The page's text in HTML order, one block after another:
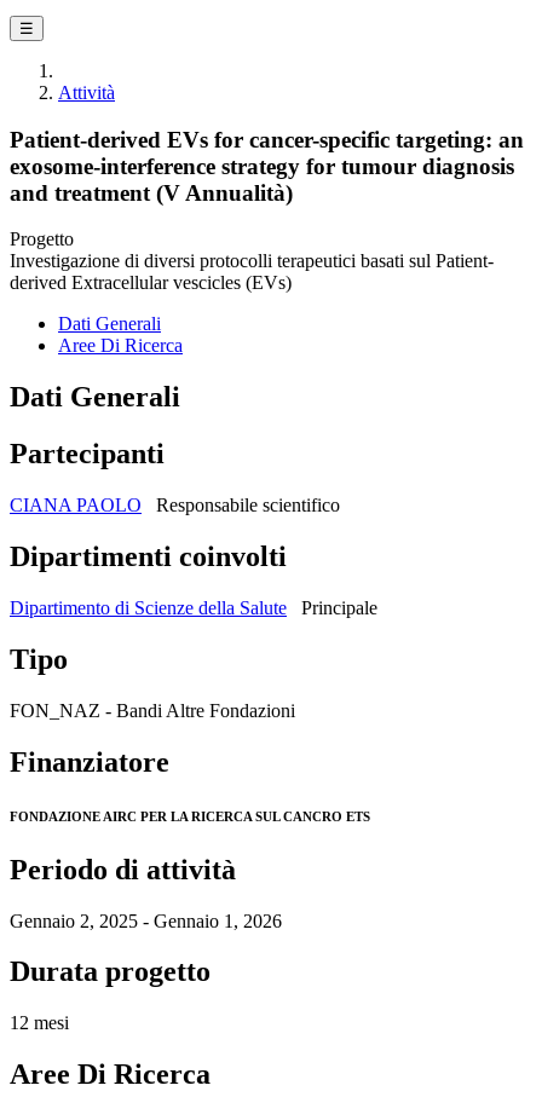
☰
Attività
Patient-derived EVs for cancer-specific targeting: an
exosome-interference strategy for tumour diagnosis
and treatment (V Annualità)
Progetto
Investigazione di diversi protocolli terapeutici basati sul Patient-
derived Extracellular vescicles (EVs)
Dati Generali
Aree Di Ricerca
Dati Generali
Partecipanti
CIANA PAOLO Responsabile scientifico
Dipartimenti coinvolti
Dipartimento di Scienze della Salute Principale
Tipo
FON_NAZ - Bandi Altre Fondazioni
Finanziatore
FONDAZIONE AIRC PER LA RICERCA SUL CANCRO ETS
Periodo di attività
Gennaio 2, 2025 - Gennaio 1, 2026
Durata progetto
12 mesi
Aree Di Ricerca